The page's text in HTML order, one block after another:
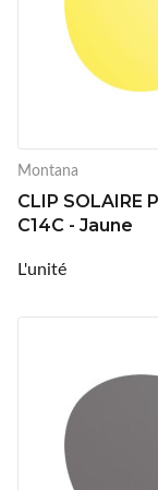
Montana
CLIP SOLAIRE
C14C - Jaune
L'unité